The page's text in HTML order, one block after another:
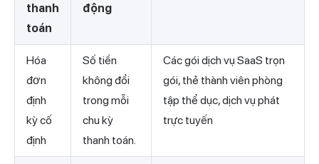
thanh
toán
động
Hóa
đơn
định
kỳ cố
định
Số tiền
không đổi
trong mỗi
chu kỳ
thanh toán.
Các gói dịch vụ SaaS trọn
gói, thẻ thành viên phòng
tập thể dục, dịch vụ phát
trực tuyến